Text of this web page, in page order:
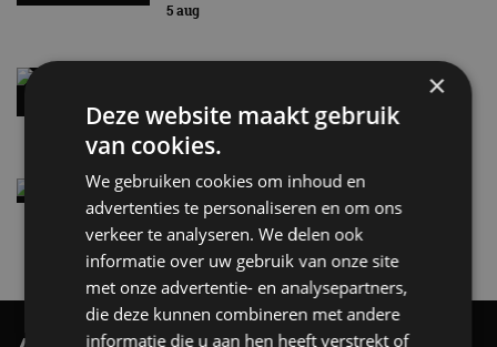
5 aug
Audi A2 e-Tron mikt op verbruik van 12,8 kWh
4 aug
Elektrische Geely E2 (tijdelijk) net zo goedkoop
als een Renault Twingo
4 aug
×
Deze website maakt gebruik
van cookies.
We gebruiken cookies om inhoud en
advertenties te personaliseren en om ons
verkeer te analyseren. We delen ook
informatie over uw gebruik van onze site
met onze advertentie- en analysepartners,
die deze kunnen combineren met andere
informatie die u aan hen heeft verstrekt of